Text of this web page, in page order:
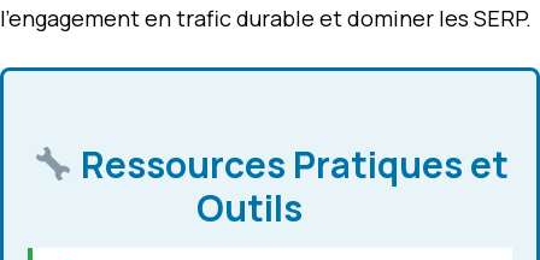
l’engagement en trafic durable et dominer les SERP.
Ressources Pratiques et
Outils